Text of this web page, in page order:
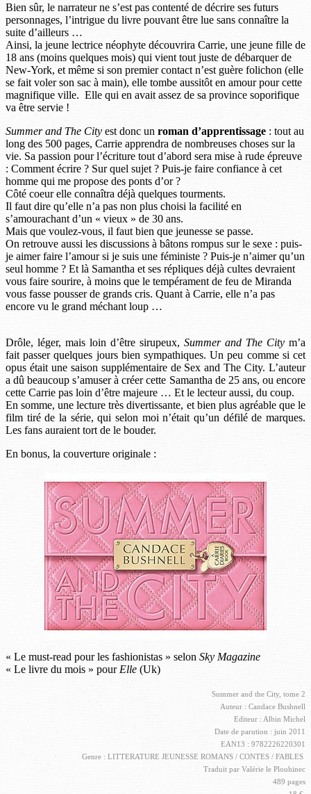
Bien sûr, le narrateur ne s’est pas contenté de décrire ses futurs
personnages, l’intrigue du livre pouvant être lue sans connaître la
suite d’ailleurs …
Ainsi, la jeune lectrice néophyte découvrira Carrie, une jeune fille de
18 ans (moins quelques mois) qui vient tout juste de débarquer de
New-York, et même si son premier contact n’est guère folichon (elle
se fait voler son sac à main), elle tombe aussitôt en amour pour cette
magnifique ville. Elle qui en avait assez de sa province soporifique
va être servie !
Summer and The City est donc un roman d’apprentissage : tout au
long des 500 pages, Carrie apprendra de nombreuses choses sur la
vie. Sa passion pour l’écriture tout d’abord sera mise à rude épreuve
: Comment écrire ? Sur quel sujet ? Puis-je faire confiance à cet
homme qui me propose des ponts d’or ?
Côté coeur elle connaîtra déjà quelques tourments.
Il faut dire qu’elle n’a pas non plus choisi la facilité en
s’amourachant d’un « vieux » de 30 ans.
Mais que voulez-vous, il faut bien que jeunesse se passe.
On retrouve aussi les discussions à bâtons rompus sur le sexe : puis-
je aimer faire l’amour si je suis une féministe ? Puis-je n’aimer qu’un
seul homme ? Et là Samantha et ses répliques déjà cultes devraient
vous faire sourire, à moins que le tempérament de feu de Miranda
vous fasse pousser de grands cris. Quant à Carrie, elle n’a pas
encore vu le grand méchant loup …
Drôle, léger, mais loin d’être sirupeux, Summer and The City m’a
fait passer quelques jours bien sympathiques. Un peu comme si cet
opus était une saison supplémentaire de Sex and The City. L’auteur
a dû beaucoup s’amuser à créer cette Samantha de 25 ans, ou encore
cette Carrie pas loin d’être majeure … Et le lecteur aussi, du coup.
En somme, une lecture très divertissante, et bien plus agréable que le
film tiré de la série, qui selon moi n’était qu’un défilé de marques.
Les fans auraient tort de le bouder.
En bonus, la couverture originale :
« Le must-read pour les fashionistas » selon Sky Magazine
« Le livre du mois » pour Elle (Uk)
Summer and the City, tome 2
Auteur : Candace Bushnell
Editeur : Albin Michel
Date de parution : juin 2011
EAN13 : 9782226220301
Genre : LITTERATURE JEUNESSE ROMANS / CONTES / FABLES
Traduit par Valérie le Plouhinec
489 pages